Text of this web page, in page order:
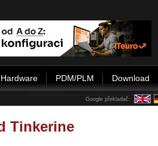
Hardware PDM/PLM Download
Google překladač:
Tinkerine